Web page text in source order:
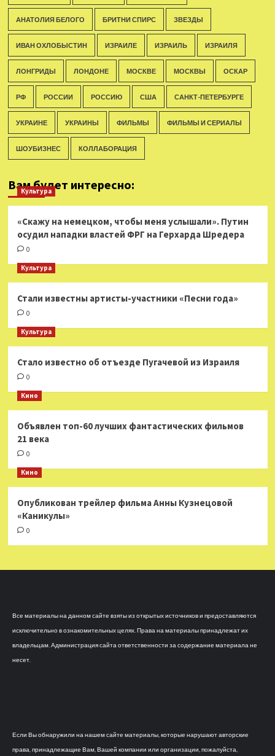
АНАТОЛИЯ БЕЛОГО БРИТНИ СПИРС ЗВЕЗДЫ
ИВАН ОХЛОБЫСТИН ИЗРАИЛЕ ИЗРАИЛЬ ИЗРАИЛЯ
ЛОНГРИДЫ ЛОНДОНЕ МОСКВЕ МОСКВЫ ОСКАР
РФ РОССИИ РОССИЮ США САНКТ-ПЕТЕРБУРГЕ
УКРАИНЕ УКРАИНЫ ФИЛЬМЫ ФИЛЬМЫ И СЕРИАЛЫ
ШОУБИЗНЕС КОЛЛАБОРАЦИЯ
Вам будет интересно:
Культура
«Скажу на немецком, чтобы меня услышали». Путин
осудил нападки властей ФРГ на Герхарда Шредера
0
Культура
Стали известны артисты-участники «Песни года»
0
Культура
Стало известно об отъезде Пугачевой из Израиля
0
Кино
Объявлен топ-60 лучших фантастических фильмов
21 века
0
Кино
Опубликован трейлер фильма Анны Кузнецовой
«Каникулы»
0
Все материалы на данном сайте взяты из открытых источников и предоставляются
исключительно в ознакомительных целях. Права на материалы принадлежат их
владельцам. Администрация сайта ответственности за содержание материала не
несет.
Если Вы обнаружили на нашем сайте материалы, которые нарушают авторские
права, принадлежащие Вам, Вашей компании или организации, пожалуйста,